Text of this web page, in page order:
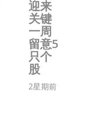
迎来
关键
一周
留意5
只个
股
2星期前